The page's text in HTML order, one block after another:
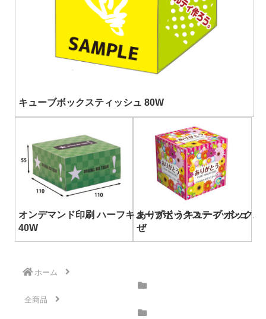
キューブボックスティッシュ 80W
オンデマンド印刷 ハーフキューブボックスティッシュ
40W
ありがとうキューブ ボック
ぜ
ホーム
全商品